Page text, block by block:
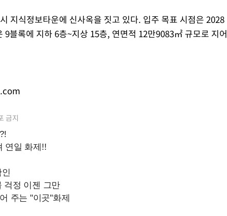
지식정보타운에 신사옥을 짓고 있다. 입주 목표 시점은 2028
블록에 지하 6층~지상 15층, 연면적 12만9083㎡ 규모로 지어
금지